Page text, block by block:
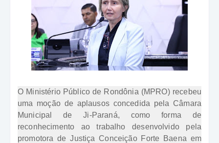
O Ministério Público de Rondônia (MPRO) recebeu
uma moção de aplausos concedida pela Câmara
Municipal de Ji-Paraná, como forma de
reconhecimento ao trabalho desenvolvido pela
promotora de Justiça Conceição Forte Baena em